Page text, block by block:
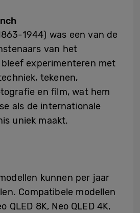
1944) was een van de
van het
experimenteren met
tekenen,
en film, wat hem
als de internationale
uniek maakt.
kunnen per jaar
Compatibele modellen
QLED 8K, Neo QLED 4K,